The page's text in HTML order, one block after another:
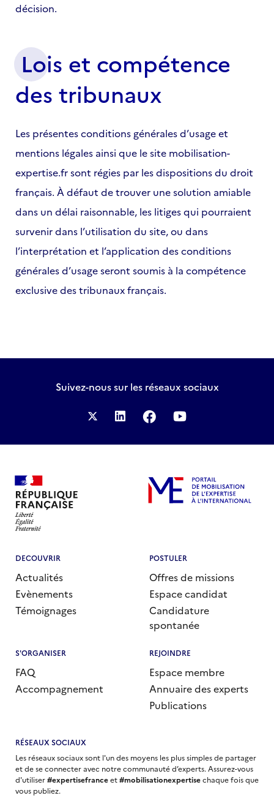
décision.
Lois et compétence
des tribunaux
Les présentes conditions générales d’usage et
mentions légales ainsi que le site mobilisation-
expertise.fr sont régies par les dispositions du droit
français. À défaut de trouver une solution amiable
dans un délai raisonnable, les litiges qui pourraient
survenir dans l’utilisation du site, ou dans
l’interprétation et l’application des conditions
générales d’usage seront soumis à la compétence
exclusive des tribunaux français.
Suivez-noussur les réseaux sociaux
DECOUVRIR
Actualités
Evènements
Témoignages
POSTULER
Offres de missions
Espace candidat
Candidature
spontanée
S'ORGANISER
FAQ
Accompagnement
REJOINDRE
Espace membre
Annuaire des experts
Publications
RÉSEAUX SOCIAUX
Les réseaux sociaux sont l'un des moyens les plus simples de partager
et de se connecter avec notre communauté d’experts. Assurez-vous
d'utiliser#expertisefranceet#mobilisationexpertisechaque fois que
vous publiez.